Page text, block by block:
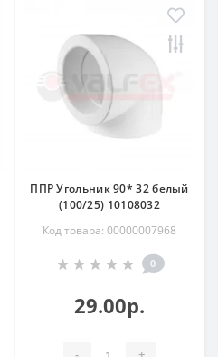
ППР Угольник 90* 32 белый
(100/25) 10108032
Код товара: 00000007968
0
29.00р.